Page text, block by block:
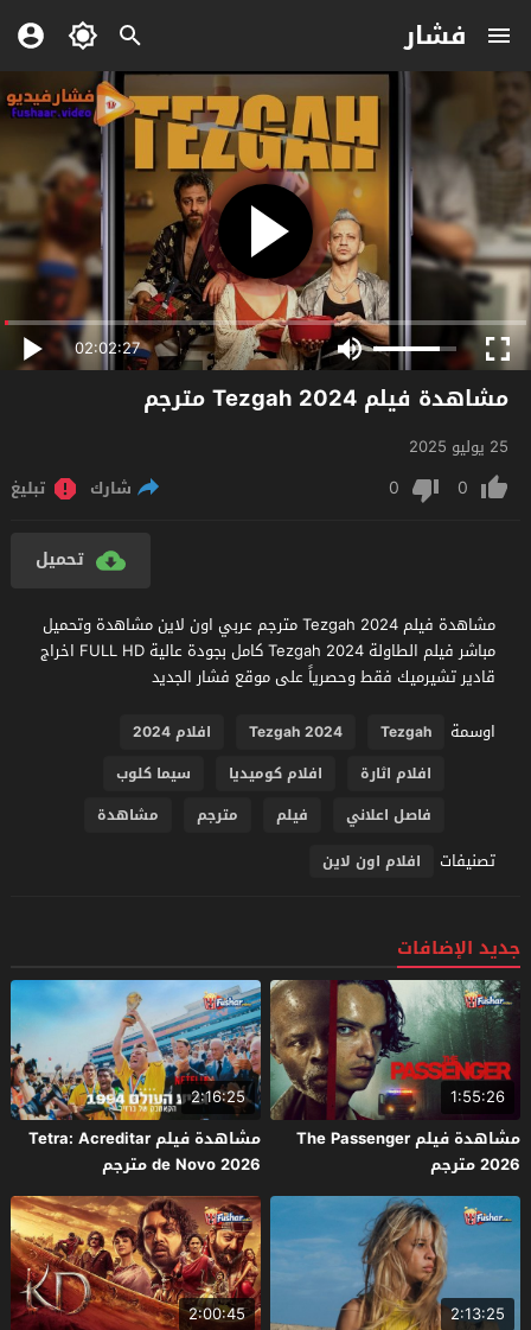
فشار
02:02:27
مشاهدة فيلم Tezgah 2024 مترجم
25 يوليو 2025
0
0 شارك تبليغ
تحميل
مشاهدة فيلم Tezgah 2024 مترجم عربي اون لاين مشاهدة وتحميل
مباشر فيلم الطاولة Tezgah 2024 كامل بجودة عالية FULL HD اخراج
قادير تشيرميك فقط وحصرياً على موقع فشار الجديد
اوسمة
Tezgah
Tezgah 2024
افلام 2024
افلام اثارة
افلام كوميديا
سيما كلوب
فاصل اعلاني
فيلم مترجم مشاهدة
تصنيفات افلام اون لاين
جديد الإضافات
1:55:26
مشاهدة فيلم The Passenger
2026 مترجم
2:16:25
مشاهدة فيلم Tetra: Acreditar
de Novo 2026 مترجم
2:13:25
2:00:45